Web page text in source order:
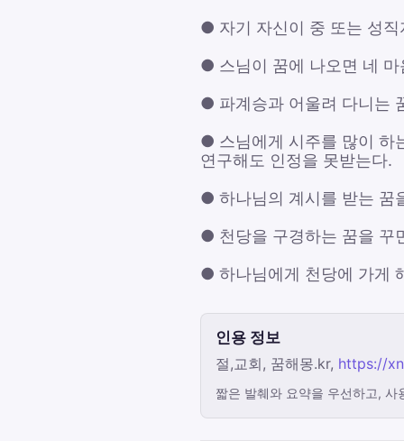
● 자기 자신이 중 또는 성
● 스님이 꿈에 나오면 네
● 파계승과 어울려 다니는
● 스님에게 시주를 많이 하
연구해도 인정을 못받는다.
● 하나님의 계시를 받는 꿈
● 천당을 구경하는 꿈을 꾸
● 하나님에게 천당에 가게
인용 정보
절,교회, 꿈해몽.kr, https://
짧은 발췌와 요약을 우선하고,